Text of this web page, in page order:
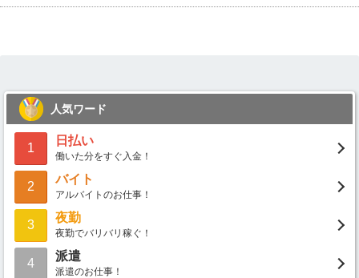
人気ワード
1
日払い
働いた分をすぐ入金！
2
バイト
アルバイトのお仕事！
3
夜勤
夜勤でバリバリ稼ぐ！
4
派遣
派遣のお仕事！